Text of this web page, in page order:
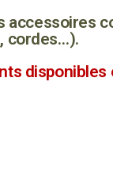
accessoires
cordes…).
disponibles